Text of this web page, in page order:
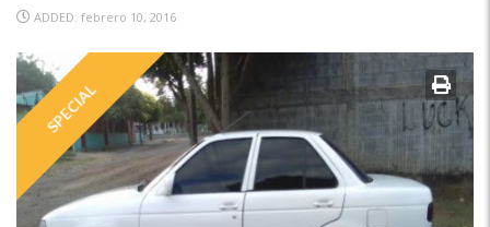
ADDED: febrero 10, 2016
SPECIAL